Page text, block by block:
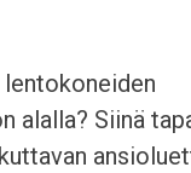
alalla? Siinä